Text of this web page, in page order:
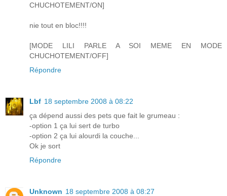
CHUCHOTEMENT/ON]
nie tout en bloc!!!!
[MODE LILI PARLE A SOI MEME EN MODE
CHUCHOTEMENT/OFF]
Répondre
Lbf 18 septembre 2008 à 08:22
ça dépend aussi des pets que fait le grumeau :
-option 1 ça lui sert de turbo
-option 2 ça lui alourdi la couche...
Ok je sort
Répondre
Unknown 18 septembre 2008 à 08:27